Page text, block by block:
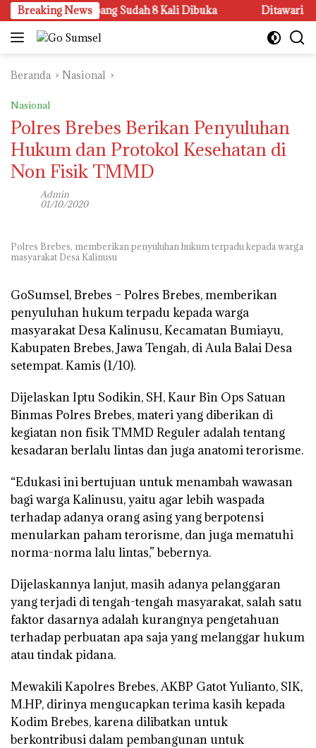
Langsung
ke
konten
Breaking News
Sandar Upang Sudah 8 Kali Dibuka Ditawari
Beranda Nasional
Nasional
Polres Brebes Berikan Penyuluhan
Hukum dan Protokol Kesehatan di
Non Fisik TMMD
Admin
01/10/2020
Polres Brebes, memberikan penyuluhan hukum terpadu kepada warga
masyarakat Desa Kalinusu
GoSumsel, Brebes – Polres Brebes, memberikan
penyuluhan hukum terpadu kepada warga
masyarakat Desa Kalinusu, Kecamatan Bumiayu,
Kabupaten Brebes, Jawa Tengah, di Aula Balai Desa
setempat. Kamis (1/10).
Dijelaskan Iptu Sodikin, SH, Kaur Bin Ops Satuan
Binmas Polres Brebes, materi yang diberikan di
kegiatan non fisik TMMD Reguler adalah tentang
kesadaran berlalu lintas dan juga anatomi terorisme.
“Edukasi ini bertujuan untuk menambah wawasan
bagi warga Kalinusu, yaitu agar lebih waspada
terhadap adanya orang asing yang berpotensi
menularkan paham terorisme, dan juga mematuhi
norma-norma lalu lintas,” bebernya.
Dijelaskannya lanjut, masih adanya pelanggaran
yang terjadi di tengah-tengah masyarakat, salah satu
faktor dasarnya adalah kurangnya pengetahuan
terhadap perbuatan apa saja yang melanggar hukum
atau tindak pidana.
Mewakili Kapolres Brebes, AKBP Gatot Yulianto, SIK,
M.HP, dirinya mengucapkan terima kasih kepada
Kodim Brebes, karena dilibatkan untuk
berkontribusi dalam pembangunan untuk